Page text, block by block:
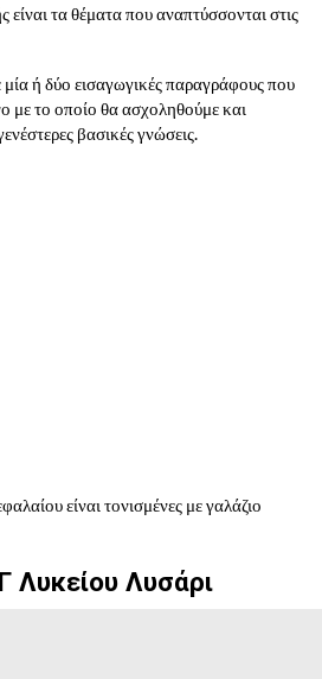
είναι τα θέματα που αναπτύσσονται στις
μία ή δύο εισαγωγικές παραγράφους που
με το οποίο θα ασχοληθούμε και
βασικές γνώσεις.
είναι τονισμένες με γαλάζιο
Λυκείου Λυσάρι